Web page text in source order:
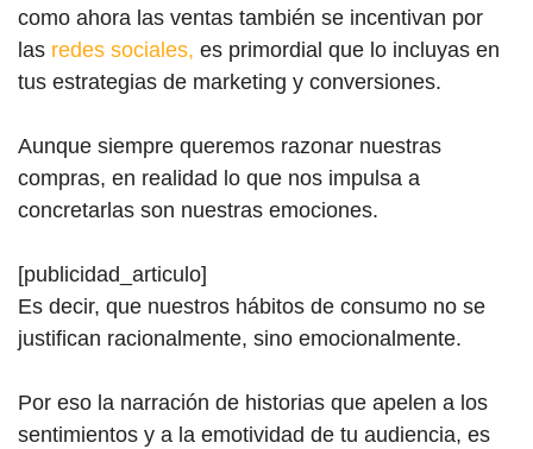
como ahora las ventas también se incentivan por
las redes sociales, es primordial que lo incluyas en
tus estrategias de marketing y conversiones.
Aunque siempre queremos razonar nuestras
compras, en realidad lo que nos impulsa a
concretarlas son nuestras emociones.
[publicidad_articulo]
Es decir, que nuestros hábitos de consumo no se
justifican racionalmente, sino emocionalmente.
Por eso la narración de historias que apelen a los
sentimientos y a la emotividad de tu audiencia, es